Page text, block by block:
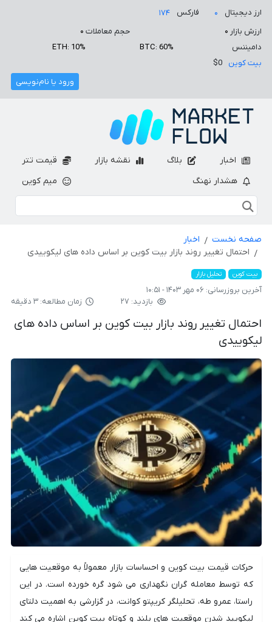
ارز دیجیتال ۰ فارکس
۱۷۴
ارزش بازار ۰ حجم معاملات ۰
دامیننس
BTC: 60%
ETH: 10%
بیت کوین
$0
ورود یا نام‌نویسی
اخبار بلاگ نقشه بازار
قیمت تتر
هشدار نهنگ
میم کوین
صفحه نخست
اخبار
احتمال تغییر روند بازار بیت کوین بر اساس داده های لیکوییدی
بیت کوین تحلیل بازار
آخرین بروزرسانی: ۰۶ مهر ۱۴۰۳ - ۱۰:۵۱
بازدید: ۲۷
زمان مطالعه: ۳ دقیقه
احتمال تغییر روند بازار بیت کوین بر اساس داده های
لیکوییدی
حرکات قیمت بیت کوین و احساسات بازار معمولاً به موقعیت هایی
که توسط معامله گران نگهداری می شود گره خورده است. در این
راستا، عمرو طه، تحلیلگر کریپتو کوانت، در گزارشی به اهمیت دلتای
لیکویید شدن موقعیت های بلند و کوتاه بیت کوین اشاره می کند